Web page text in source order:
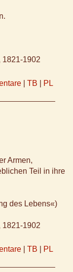
1821-1902
TB PL
Armen,
Teil in ihre
des Lebens«)
1821-1902
TB PL